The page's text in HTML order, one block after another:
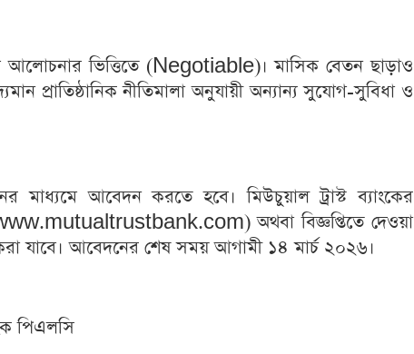
হবে আলোচনার ভিত্তিতে (Negotiable)। মাসিক বেতন ছাড়াও
প্রাতিষ্ঠানিক নীতিমালা অনুযায়ী অন্যান্য সুযোগ-সুবিধা ও
মাধ্যমে আবেদন করতে হবে। মিউচুয়াল ট্রাস্ট ব্যাংকের
অথবা বিজ্ঞপ্তিতে দেওয়া
করা যাবে। আবেদনের শেষ সময় আগামী ১৪ মার্চ ২০২৬।
পিএলসি